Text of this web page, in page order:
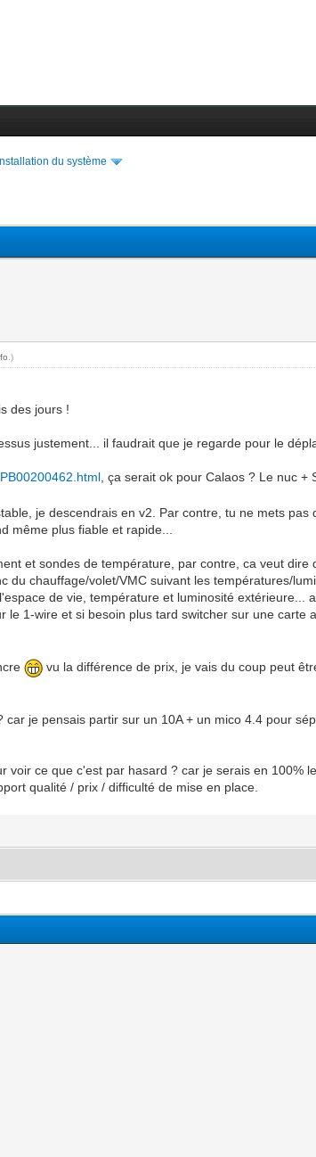
Installation du système
.)
des jours !
justement... il faudrait que je regarde pour le
, ça serait ok pour Calaos ? Le nuc
je descendrais en v2. Par contre, tu ne mets
même plus fiable et rapide...
et sondes de température, par contre, ca veut
du chauffage/volet/VMC suivant les températures/
de vie, température et luminosité extérieure...
1-wire et si besoin plus tard switcher sur une
vu la différence de prix, je vais du coup peut
je pensais partir sur un 10A + un mico 4.4 pour
voir ce que c'est par hasard ? car je serais en 100%
qualité / prix / difficulté de mise en place.